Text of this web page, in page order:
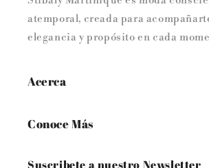
atemporal, creada para
elegancia y propósito en cada
Acerca
Conoce Más
Suscribete a nuestro Newsletter